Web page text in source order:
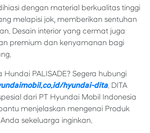
dengan material berkualitas tinggi
melapisi jok, memberikan sentuhan
Desain interior yang cermat juga
premium dan kenyamanan bagi
PALISADE? Segera hubungi
hyundai-dita. DITA
dari PT Hyundai Mobil Indonesia
menjelaskan mengenai Produk
sekeluarga inginkan.